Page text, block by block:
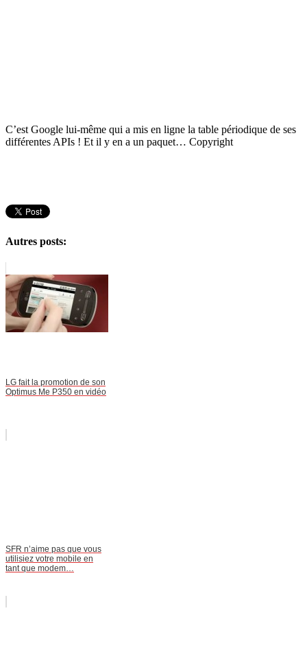
C’est Google lui-même qui a mis en ligne la table périodique de ses
différentes APIs ! Et il y en a un paquet… Copyright
Autres posts:
LG fait la promotion de son
Optimus Me P350 en vidéo
SFR n’aime pas que vous
utilisiez votre mobile en
tant que modem…